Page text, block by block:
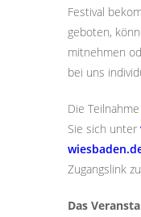
Festival
geboten,
mitnehmen
bei uns
Die
Sie sich unter
Zugangslink
Das